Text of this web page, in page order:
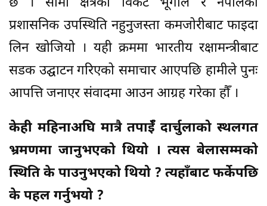
छ । सीमा क्षेत्रको विकट भूगोल र नेपालको
प्रशासनिक उपस्थिति नहुनुजस्ता कमजोरीबाट फाइदा
लिन खोजियो । यही क्रममा भारतीय रक्षामन्त्रीबाट
सडक उद्घाटन गरिएको समाचार आएपछि हामीले पुनः
आपत्ति जनाएर संवादमा आउन आग्रह गरेका हौँ ।
केही महिनाअघि मात्रै तपाईँ दार्चुलाको स्थलगत
भ्रमणमा जानुभएको थियो । त्यस बेलासम्मको
स्थिति के पाउनुभएको थियो ? त्यहाँबाट फर्केपछि
के पहल गर्नुभयो ?